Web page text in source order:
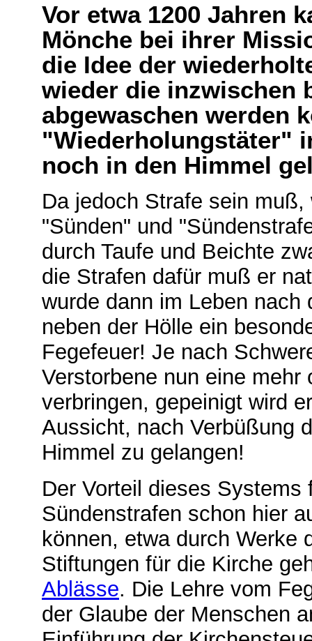
Vor etwa 1200 Jahren
Mönche bei ihrer
die Idee der
wieder die inzwischen
abgewaschen werden
"Wiederholungstäter"
noch in den Himmel
Da jedoch Strafe sein
"Sünden" und
durch Taufe und Beichte
die Strafen dafür muß er
wurde dann im Leben nach
neben der Hölle ein
Fegefeuer! Je nach
Verstorbene nun eine
verbringen, gepeinigt wird
Aussicht, nach Verbüßung
Himmel zu gelangen!
Der Vorteil dieses
Sündenstrafen schon hier
können, etwa durch Werke
Stiftungen für die Kirche
Ablässe. Die Lehre vom
der Glaube der Menschen